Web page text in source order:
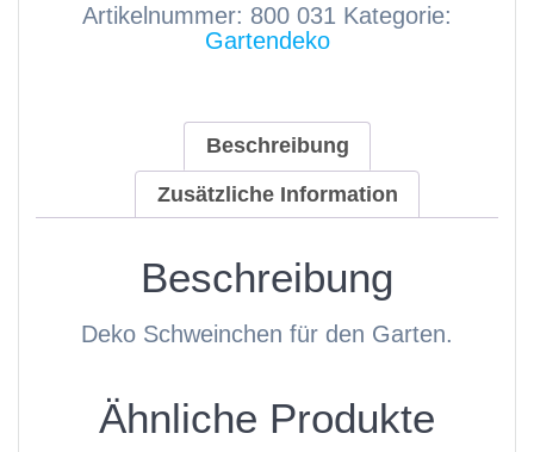
Artikelnummer: 800 031 Kategorie:
Gartendeko
Beschreibung
Zusätzliche Information
Beschreibung
Deko Schweinchen für den Garten.
Ähnliche Produkte